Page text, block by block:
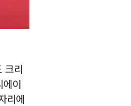
크리
이
리에